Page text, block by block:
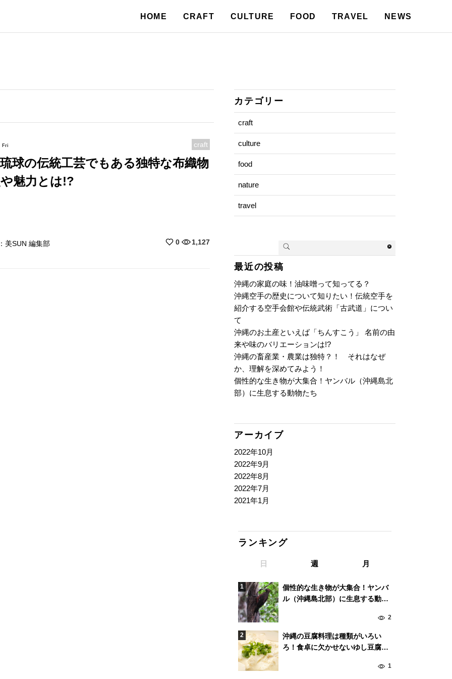
HOME CRAFT CULTURE FOOD TRAVEL NEWS
Fri craft
球の伝統工芸でもある独特な布織物
魅力とは!?
美SUN 編集部 0 1,127
カテゴリー
craft
culture
food
nature
travel
最近の投稿
沖縄の家庭の味！油味噌って知ってる？
沖縄空手の歴史について知りたい！伝統空手を
紹介する空手会館や伝統武術「古武道」につい
て
沖縄のお土産といえば「ちんすこう」 名前の由
来や味のバリエーションは!?
沖縄の畜産業・農業は独特？！ それはなぜ
か、理解を深めてみよう！
個性的な生き物が大集合！ヤンバル（沖縄島北
部）に生息する動物たち
アーカイブ
2022年10月
2022年9月
2022年8月
2022年7月
2021年1月
ランキング
日 週 月
個性的な生き物が大集合！ヤンバ
ル（沖縄島北部）に生息する動物
2
沖縄の豆腐料理は種類がいろい
ろ！食卓に欠かせないゆし豆腐と
1